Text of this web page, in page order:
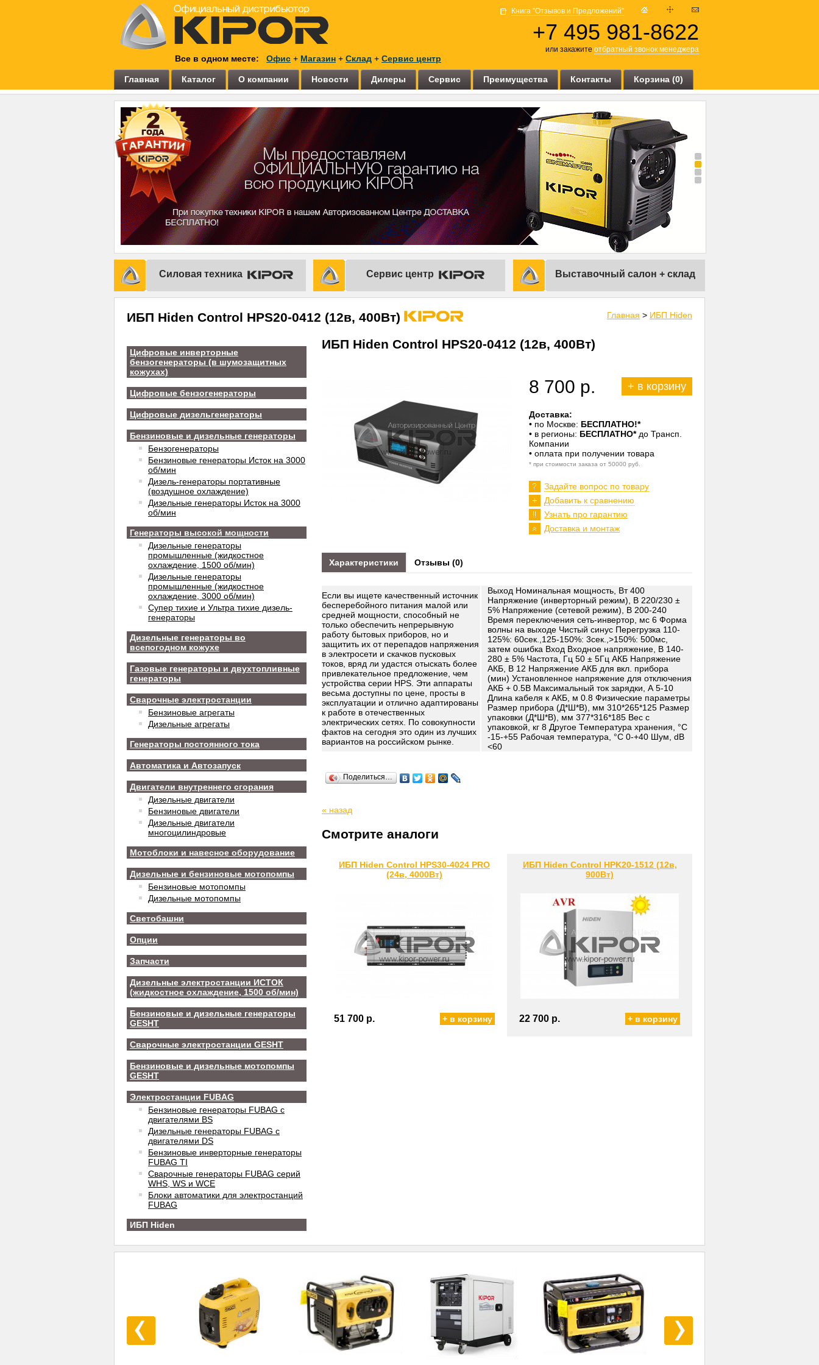
Книга "Отзывов и Предложений"
+7 495 981-8622
или закажите отбратный звонок менеджера
Все в одном месте: Офис + Магазин + Склад + Сервис центр
Главная Каталог О компании Новости Дилеры Сервис Преимущества Контакты Корзина (0)
Силовая техника Сервис центр Выставочный салон + склад
ИБП Hiden Control HPS20-0412 (12в, 400Вт) Главная > ИБП Hiden
Цифровые инверторные
бензогенераторы (в шумозащитных
кожухах)
Цифровые бензогенераторы
Цифровые дизельгенераторы
Бензиновые и дизельные генераторы
Бензогенераторы
Бензиновые генераторы Исток на 3000
об/мин
Дизель-генераторы портативные
(воздушное охлаждение)
Дизельные генераторы Исток на 3000
об/мин
Генераторы высокой мощности
Дизельные генераторы
промышленные (жидкостное
охлаждение, 1500 об/мин)
Дизельные генераторы
промышленные (жидкостное
охлаждение, 3000 об/мин)
Супер тихие и Ультра тихие дизель-
генераторы
Дизельные генераторы во
всепогодном кожухе
Газовые генераторы и двухтопливные
генераторы
Сварочные электростанции
Бензиновые агрегаты
Дизельные агрегаты
Генераторы постоянного тока
Автоматика и Автозапуск
Двигатели внутреннего сгорания
Дизельные двигатели
Бензиновые двигатели
Дизельные двигатели
многоцилиндровые
Мотоблоки и навесное оборудование
Дизельные и бензиновые мотопомпы
Бензиновые мотопомпы
Дизельные мотопомпы
Светобашни
Опции
Запчасти
Дизельные электростанции ИСТОК
(жидкостное охлаждение, 1500 об/мин)
Бензиновые и дизельные генераторы
GESHT
Сварочные электростанции GESHT
Бензиновые и дизельные мотопомпы
GESHT
Электростанции FUBAG
Бензиновые генераторы FUBAG с
двигателями BS
Дизельные генераторы FUBAG с
двигателями DS
Бензиновые инверторные генераторы
FUBAG TI
Сварочные генераторы FUBAG серий
WHS, WS и WCE
Блоки автоматики для электростанций
FUBAG
ИБП Hiden
ИБП Hiden Control HPS20-0412 (12в, 400Вт)
8 700 р. + в корзину
Доставка:
• по Москве: БЕСПЛАТНО!*
• в регионы: БЕСПЛАТНО*до Трансп.
Компании
• оплата при получении товара
* при стоимости заказа от 50000 руб.
Задайте вопрос по товару
Добавить к сравнению
Узнать про гарантию
Доставка и монтаж
Характеристики Отзывы (0)
Если вы ищете качественный источник
бесперебойного питания малой или
средней мощности, способный не
только обеспечить непрерывную
работу бытовых приборов, но и
защитить их от перепадов напряжения
в электросети и скачков пусковых
токов, вряд ли удастся отыскать более
привлекательное предложение, чем
устройства серии HPS. Эти аппараты
весьма доступны по цене, просты в
эксплуатации и отлично адаптированы
к работе в отечественных
электрических сетях. По совокупности
фактов на сегодня это один из лучших
вариантов на российском рынке.
Выход Номинальная мощность, Вт 400
Напряжение (инверторный режим), В 220/230 ±
5% Напряжение (сетевой режим), В 200-240
Время переключения сеть-инвертор, мс 6 Форма
волны на выходе Чистый синус Перегрузка 110-
125%: 60сек.,125-150%: 3сек.,>150%: 500мс,
затем ошибка Вход Входное напряжение, В 140-
280 ± 5% Частота, Гц 50 ± 5Гц АКБ Напряжение
АКБ, В 12 Напряжение АКБ для вкл. прибора
(мин) Установленное напряжение для отключения
АКБ + 0.5В Максимальный ток зарядки, А 5-10
Длина кабеля к АКБ, м 0.8 Физические параметры
Размер прибора (Д*Ш*В), мм 310*265*125 Размер
упаковки (Д*Ш*В), мм 377*316*185 Вес с
упаковкой, кг 8 Другое Температура хранения, °C
-15-+55 Рабочая температура, °C 0-+40 Шум, dB
<60
Поделиться…
« назад
Смотрите аналоги
ИБП Hiden Control HPS30-4024 PRO
(24в, 4000Вт)
51 700 р. + в корзину
ИБП Hiden Control HPK20-1512 (12в,
900Вт)
22 700 р. + в корзину